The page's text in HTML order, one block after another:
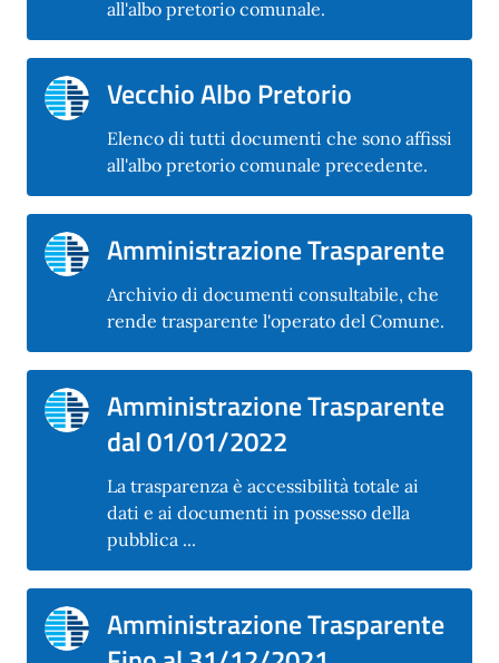
all'albo pretorio comunale.
Vecchio Albo Pretorio
Elenco di tutti documenti che sono affissi
all'albo pretorio comunale precedente.
Amministrazione Trasparente
Archivio di documenti consultabile, che
rende trasparente l'operato del Comune.
Amministrazione Trasparente
dal 01/01/2022
La trasparenza è accessibilità totale ai
dati e ai documenti in possesso della
pubblica ...
Amministrazione Trasparente